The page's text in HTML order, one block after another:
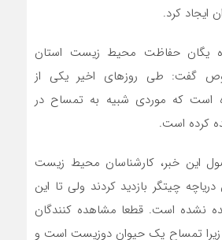
ایجاد کرد.
یگان حفاظت محیط زیست استان
گفت: طی روزهای اخیر یکی از
است که موردی شبیه به تمساح در
کرده است.
این خبر، کارشناسان محیط زیست
چیتگر بازدید کردند ولی تا این
نشده است. قطعا مشاهده کنندگان
زیرا تمساح یک حیوان دوزیست است و